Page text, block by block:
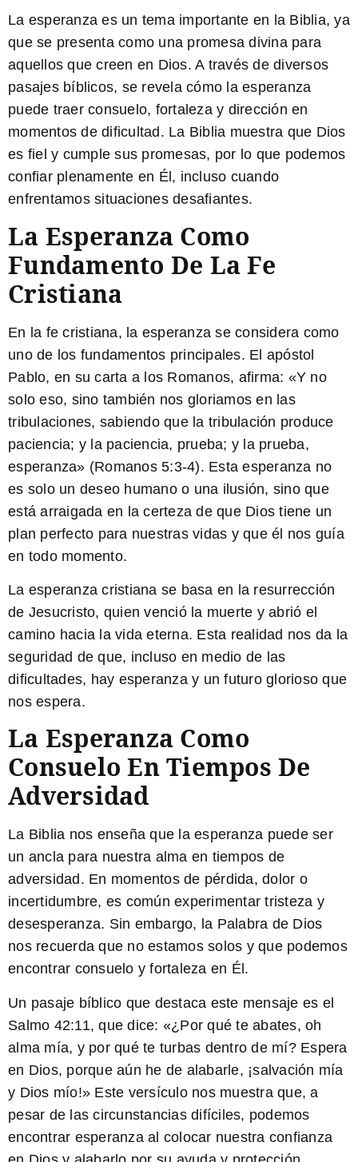
La esperanza es un tema importante en la Biblia, ya
que se presenta como una promesa divina para
aquellos que creen en Dios. A través de diversos
pasajes bíblicos, se revela cómo la esperanza
puede traer consuelo, fortaleza y dirección en
momentos de dificultad. La Biblia muestra que Dios
es fiel y cumple sus promesas, por lo que podemos
confiar plenamente en Él, incluso cuando
enfrentamos situaciones desafiantes.
La Esperanza Como
Fundamento De La Fe
Cristiana
En la fe cristiana, la esperanza se considera como
uno de los fundamentos principales. El apóstol
Pablo, en su carta a los Romanos, afirma: «Y no
solo eso, sino también nos gloriamos en las
tribulaciones, sabiendo que la tribulación produce
paciencia; y la paciencia, prueba; y la prueba,
esperanza» (Romanos 5:3-4). Esta esperanza no
es solo un deseo humano o una ilusión, sino que
está arraigada en la certeza de que Dios tiene un
plan perfecto para nuestras vidas y que él nos guía
en todo momento.
La esperanza cristiana se basa en la resurrección
de Jesucristo, quien venció la muerte y abrió el
camino hacia la vida eterna. Esta realidad nos da la
seguridad de que, incluso en medio de las
dificultades, hay esperanza y un futuro glorioso que
nos espera.
La Esperanza Como
Consuelo En Tiempos De
Adversidad
La Biblia nos enseña que la esperanza puede ser
un ancla para nuestra alma en tiempos de
adversidad. En momentos de pérdida, dolor o
incertidumbre, es común experimentar tristeza y
desesperanza. Sin embargo, la Palabra de Dios
nos recuerda que no estamos solos y que podemos
encontrar consuelo y fortaleza en Él.
Un pasaje bíblico que destaca este mensaje es el
Salmo 42:11, que dice: «¿Por qué te abates, oh
alma mía, y por qué te turbas dentro de mí? Espera
en Dios, porque aún he de alabarle, ¡salvación mía
y Dios mío!» Este versículo nos muestra que, a
pesar de las circunstancias difíciles, podemos
encontrar esperanza al colocar nuestra confianza